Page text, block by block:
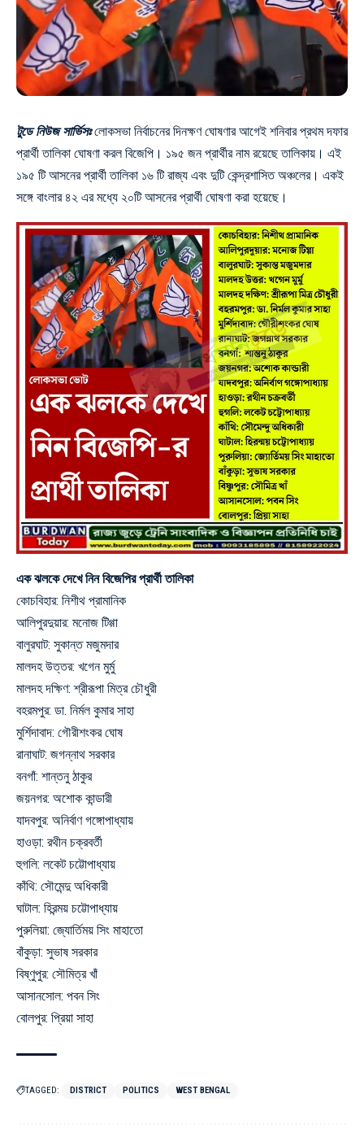
টুডে নিউজ সার্ভিসঃলোকসভা নির্বাচনের দিনক্ষণ ঘোষণার আগেই শনিবার প্রথম দফার
প্রার্থী তালিকা ঘোষণা করল বিজেপি। ১৯৫ জন প্রার্থীর নাম রয়েছে তালিকায়। এই
১৯৫ টি আসনের প্রার্থী তালিকা ১৬ টি রাজ্য এবং দুটি কেন্দ্রশাসিত অঞ্চলের। একই
সঙ্গে বাংলার ৪২ এর মধ্যে ২০টি আসনের প্রার্থী ঘোষণা করা হয়েছে।
এক ঝলকে দেখে নিন বিজেপির প্রার্থী তালিকা
কোচবিহার: নিশীথ প্রামানিক
আলিপুরদুয়ার: মনোজ টিগ্গা
বালুরঘাট: সুকান্ত মজুমদার
মালদহ উত্তর: খগেন মুর্মু
মালদহ দক্ষিণ: শ্রীরূপা মিত্র চৌধুরী
বহরমপুর: ডা. নির্মল কুমার সাহা
মুর্শিদাবাদ: গৌরীশংকর ঘোষ
রানাঘাট: জগন্নাথ সরকার
বনগাঁ: শান্তনু ঠাকুর
জয়নগর: অশোক কান্ডারী
যাদবপুর: অনির্বাণ গঙ্গোপাধ্যায়
হাওড়া: রথীন চক্রবর্তী
হুগলি: লকেট চট্টোপাধ্যায়
কাঁথি: সৌমেন্দু অধিকারী
ঘাটাল: হিরন্ময় চট্টোপাধ্যায়
পুরুলিয়া: জ্যোর্তিময় সিং মাহাতো
বাঁকুড়া: সুভাষ সরকার
বিষ্ণুপুর: সৌমিত্র খাঁ
আসানসোল: পবন সিং
বোলপুর: প্রিয়া সাহা
TAGGED: DISTRICT POLITICS WEST BENGAL